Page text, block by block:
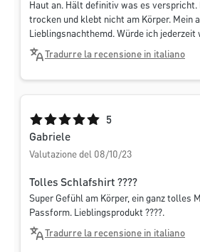
Haut an. Hält definitiv was es verspricht.
trocken und klebt nicht am Körper. Mein
Lieblingsnachthemd. Würde ich jederzeit
Tradurre la recensione in italiano
Valutazione media di 5 su 5 stelle
5
Gabriele
Valutazione del 08/10/23
Tolles Schlafshirt ????
Super Gefühl am Körper, ein ganz tolles
Passform. Lieblingsprodukt ????.
Tradurre la recensione in italiano